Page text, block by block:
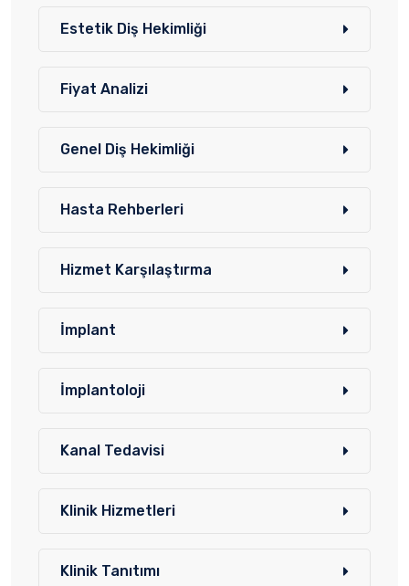
Estetik Diş Hekimliği
Fiyat Analizi
Genel Diş Hekimliği
Hasta Rehberleri
Hizmet Karşılaştırma
İmplant
İmplantoloji
Kanal Tedavisi
Klinik Hizmetleri
Klinik Tanıtımı